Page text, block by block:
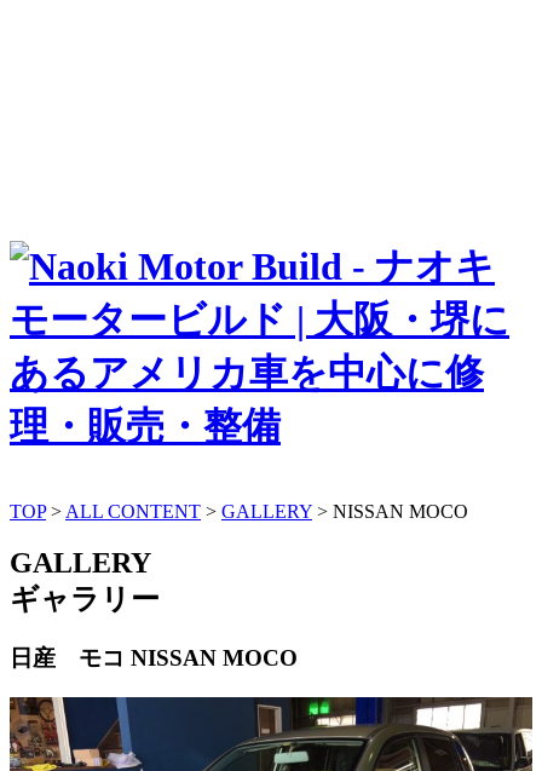
TOP> ALL CONTENT > GALLERY > NISSAN MOCO
GALLERY
ギャラリー
日産 モコ NISSAN MOCO